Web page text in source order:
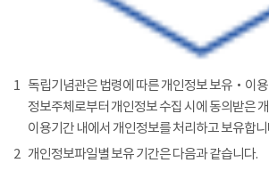
1 독립기념관은 법령에 따른 개인정보 보유‧이
정보주체로부터 개인정보 수집 시에 동의받은
이용기간 내에서 개인정보를 처리하고 보유합니
2 개인정보파일별 보유 기간은 다음과 같습니다.